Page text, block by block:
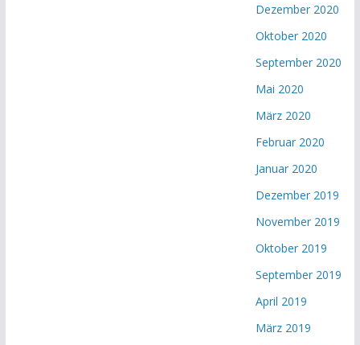
Dezember 2020
Oktober 2020
September 2020
Mai 2020
März 2020
Februar 2020
Januar 2020
Dezember 2019
November 2019
Oktober 2019
September 2019
April 2019
März 2019